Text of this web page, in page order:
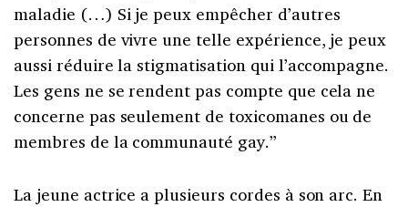
maladie (…) Si je peux empêcher d’autres
personnes de vivre une telle expérience, je peux
aussi réduire la stigmatisation qui l’accompagne.
Les gens ne se rendent pas compte que cela ne
concerne pas seulement de toxicomanes ou de
membres de la communauté gay.”
La jeune actrice a plusieurs cordes à son arc. En